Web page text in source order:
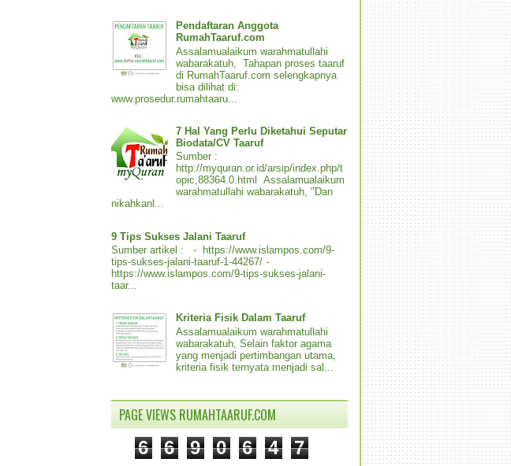
Pendaftaran Anggota
RumahTaaruf.com
Assalamualaikum warahmatullahi
wabarakatuh, Tahapan proses taaruf
di RumahTaaruf.com selengkapnya
bisa dilihat di:
www.prosedur.rumahtaaru...
7 Hal Yang Perlu Diketahui Seputar
Biodata/CV Taaruf
Sumber :
http://myquran.or.id/arsip/index.php/t
opic,88364.0.html Assalamualaikum
warahmatullahi wabarakatuh, "Dan
nikahkanl...
9 Tips Sukses Jalani Taaruf
Sumber artikel : - https://www.islampos.com/9-
tips-sukses-jalani-taaruf-1-44267/ -
https://www.islampos.com/9-tips-sukses-jalani-
taar...
Kriteria Fisik Dalam Taaruf
Assalamualaikum warahmatullahi
wabarakatuh, Selain faktor agama
yang menjadi pertimbangan utama,
kriteria fisik ternyata menjadi sal...
PAGE VIEWS RUMAHTAARUF.COM
6 6 9 0 6 4 7